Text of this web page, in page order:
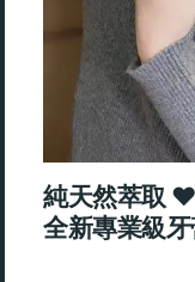
純天然萃取
全新專業級牙